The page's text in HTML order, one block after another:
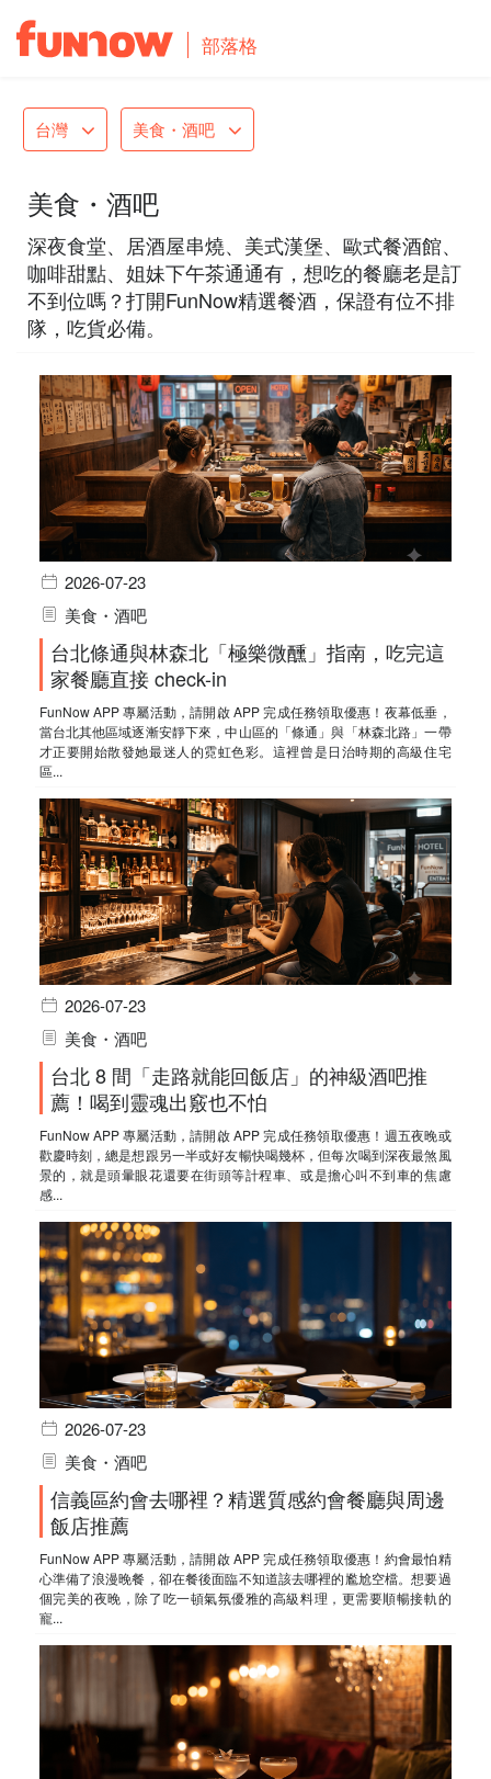
部落格
台灣 美食・酒吧
美食・酒吧
深夜食堂、居酒屋串燒、美式漢堡、歐式餐酒館、
咖啡甜點、姐妹下午茶通通有，想吃的餐廳老是訂
不到位嗎？打開FunNow精選餐酒，保證有位不排
隊，吃貨必備。
2026-07-23
美食・酒吧
台北條通與林森北「極樂微醺」指南，吃完這
家餐廳直接 check-in
FunNow APP 專屬活動，請開啟 APP 完成任務領取優惠！夜幕低垂，
當台北其他區域逐漸安靜下來，中山區的「條通」與「林森北路」一帶
才正要開始散發她最迷人的霓虹色彩。這裡曾是日治時期的高級住宅
區...
2026-07-23
美食・酒吧
台北 8 間「走路就能回飯店」的神級酒吧推
薦！喝到靈魂出竅也不怕
FunNow APP 專屬活動，請開啟 APP 完成任務領取優惠！週五夜晚或
歡慶時刻，總是想跟另一半或好友暢快喝幾杯，但每次喝到深夜最煞風
景的，就是頭暈眼花還要在街頭等計程車、或是擔心叫不到車的焦慮
感...
2026-07-23
美食・酒吧
信義區約會去哪裡？精選質感約會餐廳與周邊
飯店推薦
FunNow APP 專屬活動，請開啟 APP 完成任務領取優惠！約會最怕精
心準備了浪漫晚餐，卻在餐後面臨不知道該去哪裡的尷尬空檔。想要過
個完美的夜晚，除了吃一頓氣氛優雅的高級料理，更需要順暢接軌的
寵...